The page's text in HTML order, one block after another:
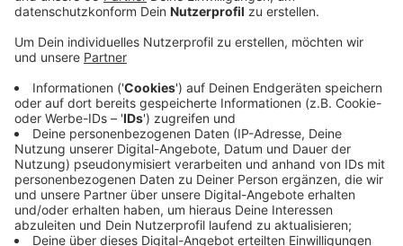
Veröffentlicht:Montag, 14.12.2020 16:24
Anzeige
Im Kreis ist auch eine weitere Seniorin an oder mit
Corona gestorben. Damit liegt die Zahl der Todesfälle
jetzt bei 64. Vor allem Schulen und Kitas sind weiterhin
besonders stark von Infektionen betroffen. Zum
Beispiel wird in Tönisvorst wegen der Infektionen die